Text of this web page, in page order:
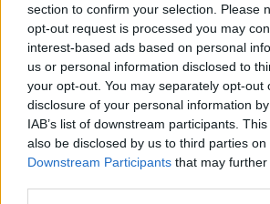
section to confirm your selection. Please
opt-out request is processed you may
interest-based ads based on personal
us or personal information disclosed to
your opt-out. You may separately opt-out
disclosure of your personal information
IAB’s list of downstream participants.
also be disclosed by us to third parties on
Downstream Participants that may
Qui devrait envisager
CrossFit?
CrossFit est un programme de
polyvalent conçu pour accueillir
diversité de personnes. Il favorise
pour tous, ce qui en fait une